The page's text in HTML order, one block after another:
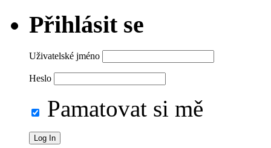
Přihlásit se
Uživatelské jméno
Heslo
Pamatovat si mě